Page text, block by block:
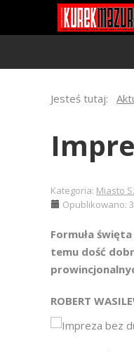
Jesteś tutaj:
Kategoria: Miasto
Opublikowano:
Formuła
temu dość
ROBERT